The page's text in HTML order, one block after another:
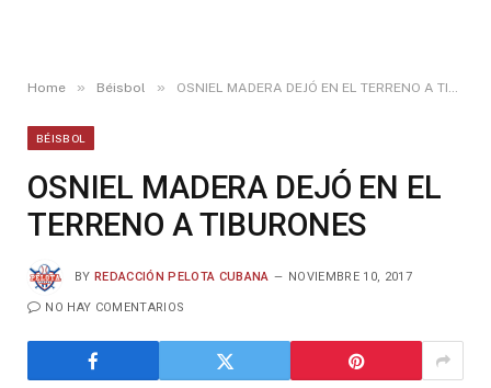
Home » Béisbol » OSNIEL MADERA DEJÓ EN EL TERRENO A TIBURONES
BÉISBOL
OSNIEL MADERA DEJÓ EN EL
TERRENO A TIBURONES
BY REDACCIÓN PELOTA CUBANA NOVIEMBRE 10, 2017
NO HAY COMENTARIOS